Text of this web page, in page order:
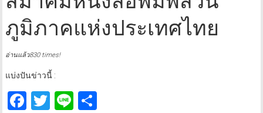
ภูมิภาคแห่งประเทศไทย
อ่านแล้ว830 times!
แบ่งปันข่าวนี้ :
Facebook
Twitter
LineShare